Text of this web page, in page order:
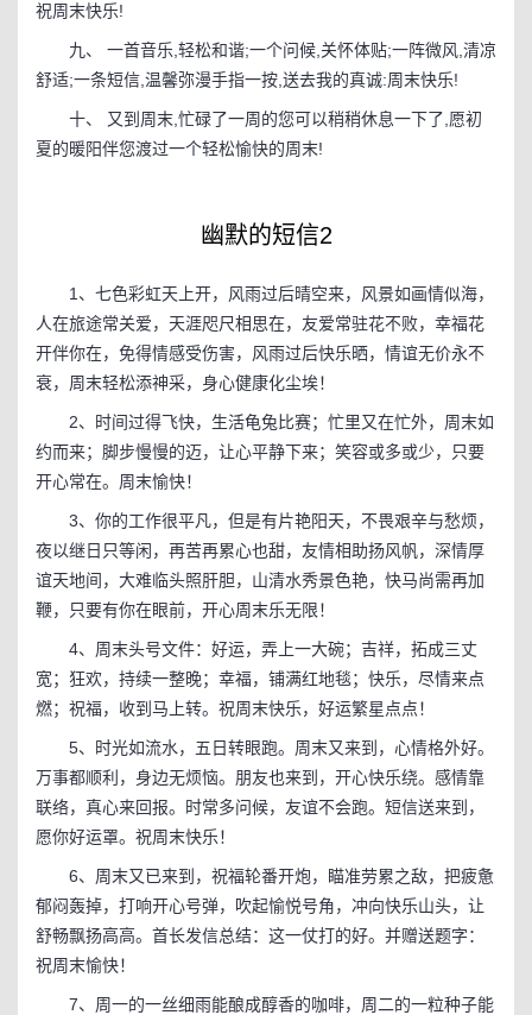
祝周末快乐!
九、 一首音乐,轻松和谐;一个问候,关怀体贴;一阵微风,清凉
舒适;一条短信,温馨弥漫手指一按,送去我的真诚:周末快乐!
十、 又到周末,忙碌了一周的您可以稍稍休息一下了,愿初
夏的暖阳伴您渡过一个轻松愉快的周末!
幽默的短信2
1、七色彩虹天上开，风雨过后晴空来，风景如画情似海，
人在旅途常关爱，天涯咫尺相思在，友爱常驻花不败，幸福花
开伴你在，免得情感受伤害，风雨过后快乐晒，情谊无价永不
衰，周末轻松添神采，身心健康化尘埃！
2、时间过得飞快，生活龟兔比赛；忙里又在忙外，周末如
约而来；脚步慢慢的迈，让心平静下来；笑容或多或少，只要
开心常在。周末愉快！
3、你的工作很平凡，但是有片艳阳天，不畏艰辛与愁烦，
夜以继日只等闲，再苦再累心也甜，友情相助扬风帆，深情厚
谊天地间，大难临头照肝胆，山清水秀景色艳，快马尚需再加
鞭，只要有你在眼前，开心周末乐无限！
4、周末头号文件：好运，弄上一大碗；吉祥，拓成三丈
宽；狂欢，持续一整晚；幸福，铺满红地毯；快乐，尽情来点
燃；祝福，收到马上转。祝周末快乐，好运繁星点点！
5、时光如流水，五日转眼跑。周末又来到，心情格外好。
万事都顺利，身边无烦恼。朋友也来到，开心快乐绕。感情靠
联络，真心来回报。时常多问候，友谊不会跑。短信送来到，
愿你好运罩。祝周末快乐！
6、周末又已来到，祝福轮番开炮，瞄准劳累之敌，把疲惫
郁闷轰掉，打响开心号弹，吹起愉悦号角，冲向快乐山头，让
舒畅飘扬高高。首长发信总结：这一仗打的好。并赠送题字：
祝周末愉快！
7、周一的一丝细雨能酿成醇香的咖啡，周二的一粒种子能